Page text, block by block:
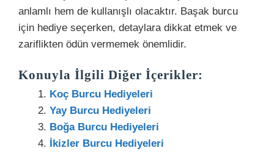
anlamlı hem de kullanışlı olacaktır. Başak burcu
için hediye seçerken, detaylara dikkat etmek ve
zariflikten ödün vermemek önemlidir.
Konuyla İlgili Diğer İçerikler:
Koç Burcu Hediyeleri
Yay Burcu Hediyeleri
Boğa Burcu Hediyeleri
İkizler Burcu Hediyeleri